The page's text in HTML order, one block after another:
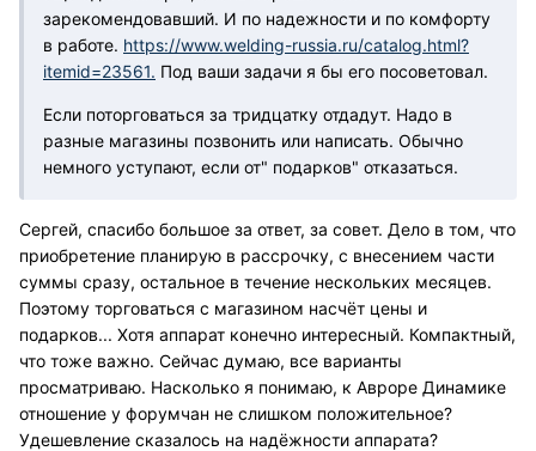
зарекомендовавший. И по надежности и по комфорту
в работе. https://www.welding-russia.ru/catalog.html?
itemid=23561. Под ваши задачи я бы его посоветовал.
Если поторговаться за тридцатку отдадут. Надо в
разные магазины позвонить или написать. Обычно
немного уступают, если от" подарков" отказаться.
Сергей, спасибо большое за ответ, за совет. Дело в том, что
приобретение планирую в рассрочку, с внесением части
суммы сразу, остальное в течение нескольких месяцев.
Поэтому торговаться с магазином насчёт цены и
подарков... Хотя аппарат конечно интересный. Компактный,
что тоже важно. Сейчас думаю, все варианты
просматриваю. Насколько я понимаю, к Авроре Динамике
отношение у форумчан не слишком положительное?
Удешевление сказалось на надёжности аппарата?